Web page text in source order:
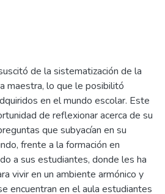
de la sistematización de la
maestra, lo que le posibilitó
en el mundo escolar. Este
de reflexionar acerca de su
que subyacían en su
frente a la formación en
a sus estudiantes, donde les ha
vivir en un ambiente armónico y
encuentran en el aula estudiantes